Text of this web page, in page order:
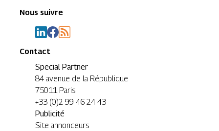
Nous suivre
Contact
Special Partner
84 avenue de la République
75011 Paris
+33 (0)2 99 46 24 43
Publicité
Site annonceurs